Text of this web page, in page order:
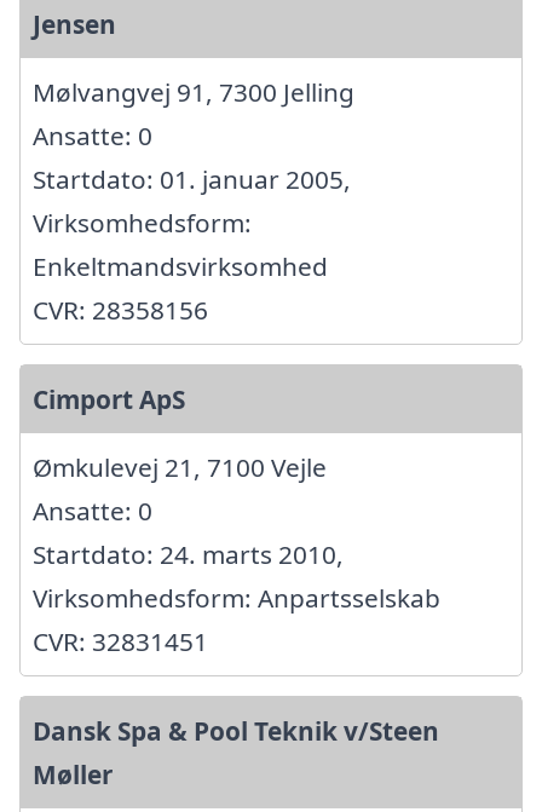
Jensen
Mølvangvej 91, 7300 Jelling
Ansatte: 0
Startdato: 01. januar 2005,
Virksomhedsform:
Enkeltmandsvirksomhed
CVR: 28358156
Cimport ApS
Ømkulevej 21, 7100 Vejle
Ansatte: 0
Startdato: 24. marts 2010,
Virksomhedsform: Anpartsselskab
CVR: 32831451
Dansk Spa & Pool Teknik v/Steen
Møller